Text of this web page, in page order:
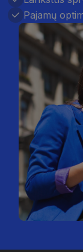
Pajamų